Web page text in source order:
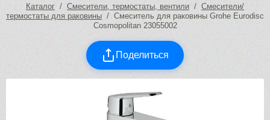
Каталог / Смесители, термостаты, вентили / Смесители/
термостаты для раковины / Смеситель для раковины Grohe Eurodisc
Cosmopolitan 23055002
Поделиться